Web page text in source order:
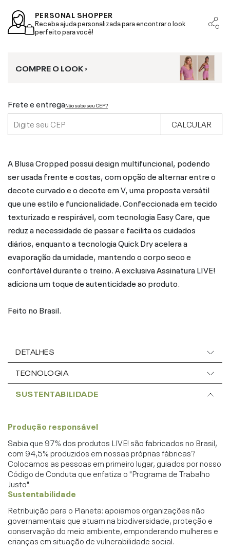
PERSONAL SHOPPER
Receba ajuda personalizada para encontrar o look
perfeito para você!
COMPRE O LOOK ›
Frete e entregaNão sabe seu CEP?
CALCULAR
A Blusa Cropped possui design multifuncional, podendo
ser usada frente e costas, com opção de alternar entre o
decote curvado e o decote em V, uma proposta versátil
que une estilo e funcionalidade. Confeccionada em tecido
texturizado e respirável, com tecnologia Easy Care, que
reduz a necessidade de passar e facilita os cuidados
diários, enquanto a tecnologia Quick Dry acelera a
evaporação da umidade, mantendo o corpo seco e
confortável durante o treino. A exclusiva Assinatura LIVE!
adiciona um toque de autenticidade ao produto.
Feito no Brasil.
DETALHES
TECNOLOGIA
SUSTENTABILIDADE
Produção responsável
Sabia que 97% dos produtos LIVE! são fabricados no Brasil,
com 94,5% produzidos em nossas próprias fábricas?
Colocamos as pessoas em primeiro lugar, guiados por nosso
Código de Conduta que enfatiza o "Programa de Trabalho
Justo".
Sustentabilidade
Retribuição para o Planeta: apoiamos organizações não
governamentais que atuam na biodiversidade, proteção e
conservação do meio ambiente, emponderando mulheres e
crianças em situação de vulnerabilidade social.